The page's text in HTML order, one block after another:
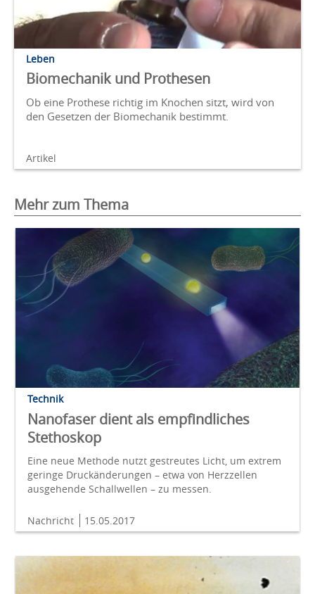
Leben
Biomechanik und Prothesen
Ob eine Prothese richtig im Knochen sitzt, wird von
den Gesetzen der Biomechanik bestimmt.
Artikel
Mehr zum Thema
Technik
Nanofaser dient als empfindliches
Stethoskop
Eine neue Methode nutzt gestreutes Licht, um extrem
geringe Druckänderungen – etwa von Herzzellen
ausgehende Schallwellen – zu messen.
Nachricht 15.05.2017